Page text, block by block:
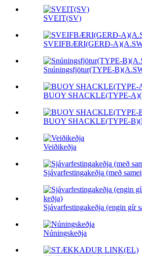
SVEIT(SV)
SVEIFBÆRI(GERÐ-
Snúningsfjötur(TYPE-
BUOY SHACKLE(TYPE-
BUOY SHACKLE(TYPE-
Veiðikeðja
Sjávarfestingakeðja (með
Sjávarfestingakeðja (engin gír
Núningskeðja